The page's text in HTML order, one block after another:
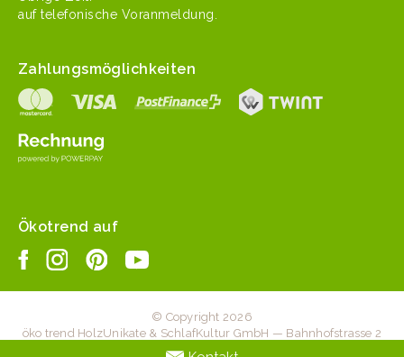
auf tele­fonis­che Voranmeldung.
Zahlungsmöglichkeiten
Ökotrend auf
© Copyright 2026
öko trend HolzUnikate & SchlafKultur GmbH — Bahnhofstrasse 2
— 6203 Sempach Station — +41 41 467 20 70 —